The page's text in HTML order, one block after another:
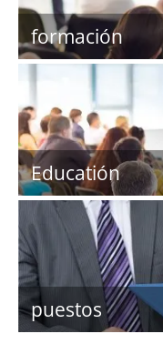
formación
Educatión
puestos